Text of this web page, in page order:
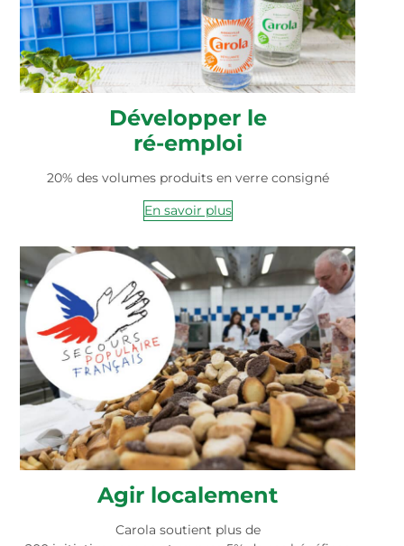
Développer le
ré-emploi
20% des volumes produits en verre consigné
En savoir plus
Agir localement
Carola soutient plus de